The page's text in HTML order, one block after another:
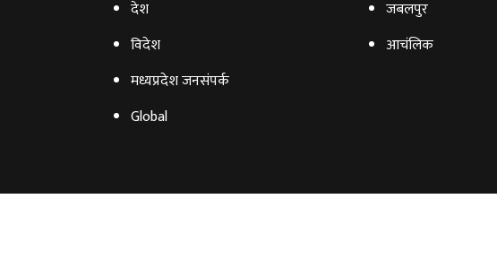
देश
विदेश
मध्यप्रदेश जनसंपर्क
Global
जबलपुर
आचंलिक